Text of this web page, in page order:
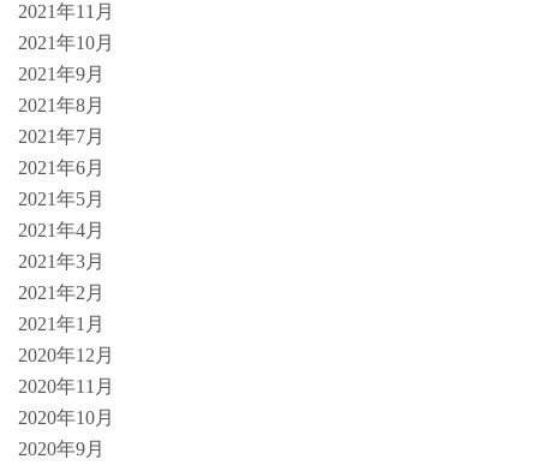
2021年11月
2021年10月
2021年9月
2021年8月
2021年7月
2021年6月
2021年5月
2021年4月
2021年3月
2021年2月
2021年1月
2020年12月
2020年11月
2020年10月
2020年9月